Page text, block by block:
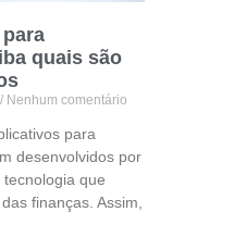
quais são
Nenhum comentário
para
desenvolvidos por
que
finanças. Assim,